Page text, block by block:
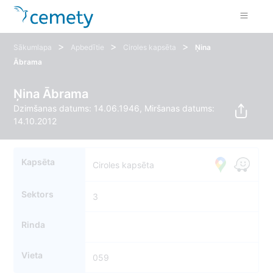
Sākumlapa > Apbedītie > Ciroles kapsēta >
Ņina
Ābrama
Ņina Ābrama
Dzimšanas datums: 14.06.1946, Miršanas datums:
14.10.2012
Kapsēta Ciroles kapsēta
Sektors 3
Rinda
Vieta 059